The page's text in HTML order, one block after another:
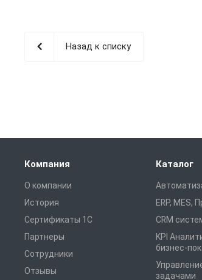
Назад к списку
Компания
О компании
История
Сертификаты 1С
Партнеры
Сотрудники
Отзывы
Каталог
ERP, MES,
CRM
KPI
бизнес-
задачами